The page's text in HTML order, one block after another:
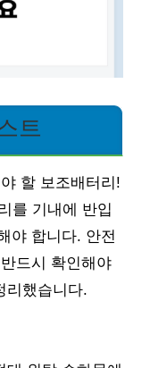
트
할 보조배터리!
를 기내에 반입
야 합니다. 안전
드시 확인해야
리했습니다.